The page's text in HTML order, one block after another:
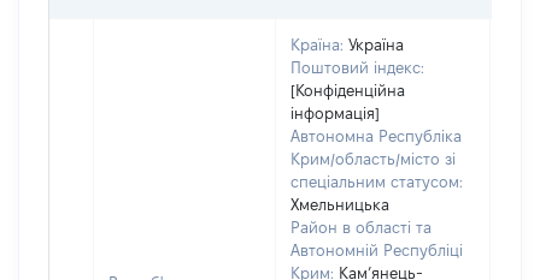
Країна: Україна
Поштовий індекс:
[Конфіденційна
інформація]
Автономна Республіка
Крим/область/місто зі
спеціальним статусом:
Хмельницька
Район в області та
Автономній Республіці
Крим: Кам’янець-